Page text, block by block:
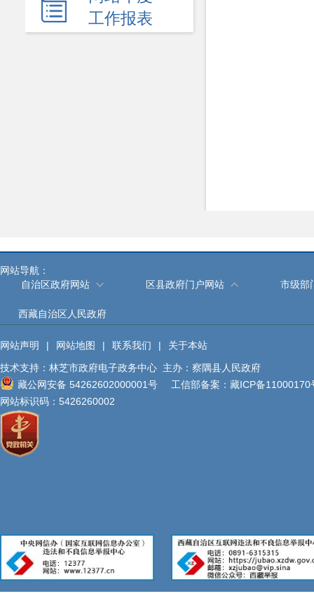
医疗卫生
食品药品安全
服务事项
行政事业性收费
监查信息
工作报表
网站导航：
自治区政府网站
区县政府门户网站 市级部
西藏自治区人民政府
网站声明 | 网站地图 | 联系我们 |
关于本站
技术支持：林芝市政府电子政务中心 主办：察隅县人民政府
工信部备案： 藏ICP备11000170
藏公网安备 54262602000001号
网站标识码：5426260002